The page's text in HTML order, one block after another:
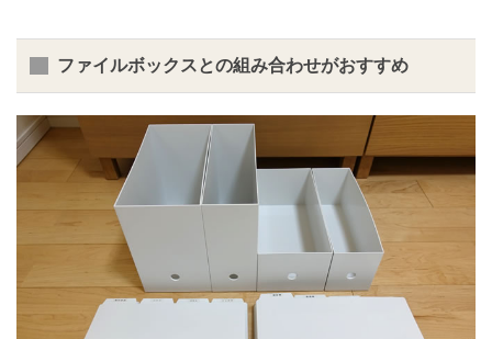
ファイルボックスとの組み合わせがおすすめ